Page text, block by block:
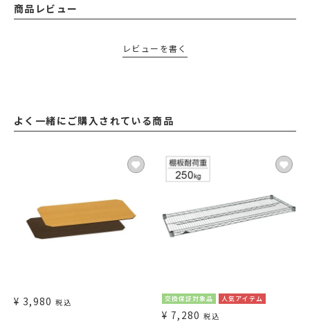
商品レビュー
レビューを書く
よく一緒にご購入されている商品
¥ 3,980 税込 交換保証対象品 人気アイテム
¥ 7,280 税込